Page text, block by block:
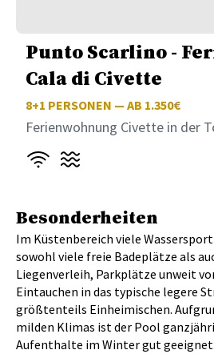
Punto Scarlino -
Cala di Civette
8+1 PERSONEN — AB 1.350€
Ferienwohnung Civette in der
Besonderheiten
Im Küstenbereich viele
sowohl viele freie Badeplätze als
Liegenverleih, Parkplätze unweit
Eintauchen in das typische legere
größtenteils Einheimischen.
milden Klimas ist der Pool
Aufenthalte im Winter gut geeignet.